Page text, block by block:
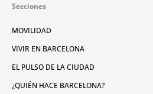
Secciones
MOVILIDAD
VIVIR EN BARCELONA
EL PULSO DE LA CIUDAD
¿QUIÉN HACE BARCELONA?